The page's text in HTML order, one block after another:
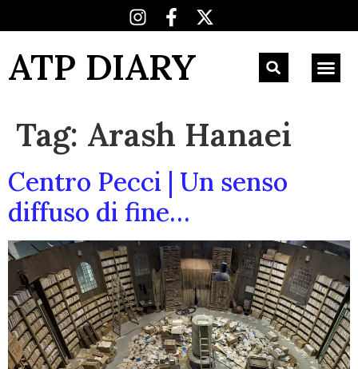
ATP DIARY
Tag: Arash Hanaei
Centro Pecci | Un senso
diffuso di fine…